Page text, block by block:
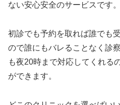
ない安心安全のサービスです。
初診でも予約を取れば誰でも
ので誰にもバレることなく診
も夜20時まで対応してくれる
ができます。